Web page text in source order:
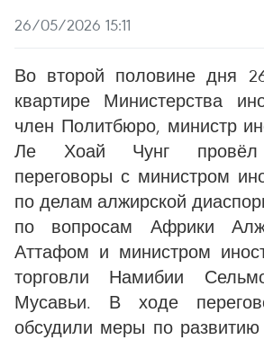
26/05/2026 15:11
Во второй половине дня
квартире Министерства
член Политбюро, министр
Ле Хоай Чунг провёл
переговоры с министром
по делам алжирской
по вопросам Африки
Аттафом и министром
торговли Намибии
Мусавьи. В ходе
обсудили меры по развитию